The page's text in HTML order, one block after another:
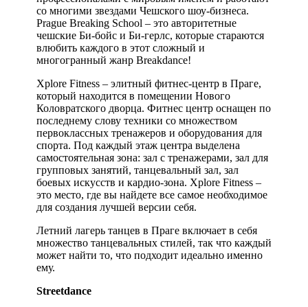
со многими звездами Чешского шоу-бизнеса.
Prague Breaking School – это авторитетные
чешские Би-бойс и Би-герлс, которые стараются
влюбить каждого в этот сложный и
многогранный жанр Breakdance!
Xplore Fitness – элитный фитнес-центр в Праге,
который находится в помещении Нового
Коловратского дворца. Фитнес центр оснащен по
последнему слову техники со множеством
первоклассных тренажеров и оборудования для
спорта. Под каждый этаж центра выделена
самостоятельная зона: зал с тренажерами, зал для
групповых занятий, танцевальный зал, зал
боевых искусств и кардио-зона. Xplore Fitness –
это место, где вы найдете все самое необходимое
для создания лучшей версии себя.
Летний лагерь танцев в Праге включает в себя
множество танцевальных стилей, так что каждый
может найти то, что подходит идеально именно
ему.
Streetdance